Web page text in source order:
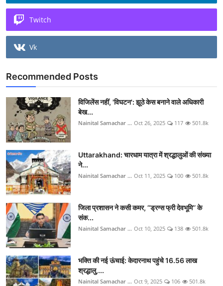
Twitch
Vk
Recommended Posts
विजिलेंस नहीं, 'विघटन': झूठे केस बनाने वाले अधिकारी
बेख...
Nainital Samachar ... Oct 26, 2025 117 501.8k
Uttarakhand: चारधाम यात्रा में श्रद्धालुओं की संख्या
ने...
Nainital Samachar ... Oct 11, 2025 100 501.8k
जिला प्रशासन ने कसी कमर, ‘‘ड्रग्स फ्री देवभूमि’’ के
संक...
Nainital Samachar ... Oct 10, 2025 138 501.8k
भक्ति की नई ऊंचाई: केदारनाथ पहुंचे 16.56 लाख
श्रद्धालु,...
Nainital Samachar ... Oct 9, 2025 106 501.8k